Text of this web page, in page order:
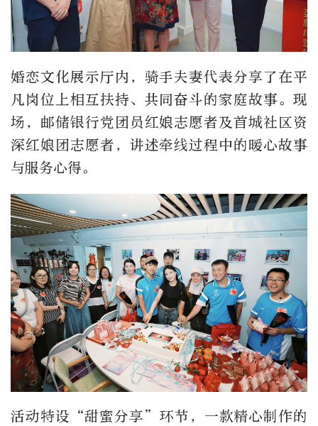
婚恋文化展示厅内，骑手夫妻代表分享了在平
凡岗位上相互扶持、共同奋斗的家庭故事。现
场，邮储银行党团员红娘志愿者及首城社区资
深红娘团志愿者，讲述牵线过程中的暖心故事
与服务心得。
活动特设“甜蜜分享”环节，一款精心制作的